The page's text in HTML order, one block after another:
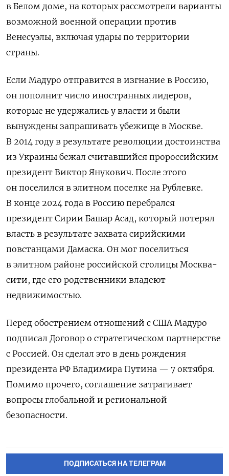
в Белом доме, на которых рассмотрели варианты
возможной военной операции против
Венесуэлы, включая удары по территории
страны.
Если Мадуро отправится в изгнание в Россию,
он пополнит число иностранных лидеров,
которые не удержались у власти и были
вынуждены запрашивать убежище в Москве.
В 2014 году в результате революции достоинства
из Украины бежал считавшийся пророссийским
президент Виктор Янукович. После этого
он поселился в элитном поселке на Рублевке.
В конце 2024 года в Россию перебрался
президент Сирии Башар Асад, который потерял
власть в результате захвата сирийскими
повстанцами Дамаска. Он мог поселиться
в элитном районе российской столицы Москва-
сити, где его родственники владеют
недвижимостью.
Перед обострением отношений с США Мадуро
подписал Договор о стратегическом партнерстве
с Россией. Он сделал это в день рождения
президента РФ Владимира Путина — 7 октября.
Помимо прочего, соглашение затрагивает
вопросы глобальной и региональной
безопасности.
ПОДПИСАТЬСЯ НА ТЕЛЕГРАМ